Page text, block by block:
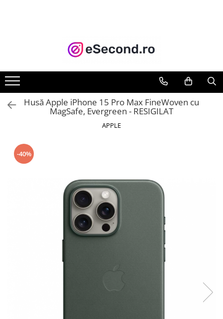
Accesorii Auto
Anvelope & Jante
Covorase auto
Echipamente pentru Atelier
Moto
Reparatii si echipamente auto
Casa, Gradina & Bricolaj
Curatenie si intretinere
Husă Apple iPhone 15 Pro Max FineWoven cu
MagSafe, Evergreen ​​​​​​​- RESIGILAT
APPLE
-40%